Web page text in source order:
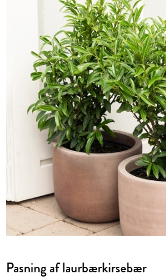
Pasning af laurbærkirsebær